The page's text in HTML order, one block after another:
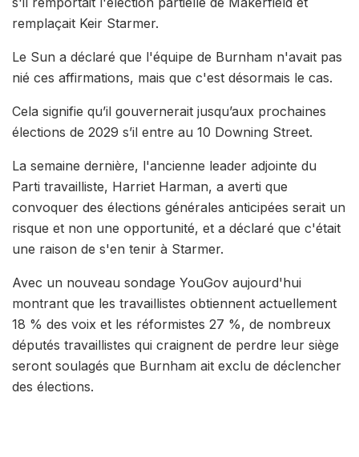
remplaçait Keir Starmer.
Le Sun a déclaré que l'équipe de Burnham n'avait pas
nié ces affirmations, mais que c'est désormais le cas.
Cela signifie qu’il gouvernerait jusqu’aux prochaines
élections de 2029 s’il entre au 10 Downing Street.
La semaine dernière, l'ancienne leader adjointe du
Parti travailliste, Harriet Harman, a averti que
convoquer des élections générales anticipées serait un
risque et non une opportunité, et a déclaré que c'était
une raison de s'en tenir à Starmer.
Avec un nouveau sondage YouGov aujourd'hui
montrant que les travaillistes obtiennent actuellement
18 % des voix et les réformistes 27 %, de nombreux
députés travaillistes qui craignent de perdre leur siège
seront soulagés que Burnham ait exclu de déclencher
des élections.